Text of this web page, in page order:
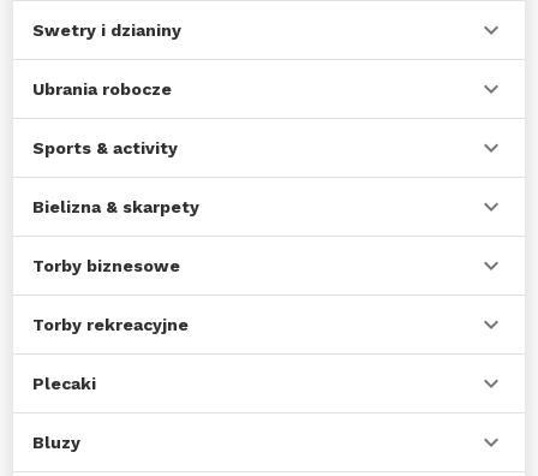
Swetry i dzianiny
Ubrania robocze
Sports & activity
Bielizna & skarpety
Torby biznesowe
Torby rekreacyjne
Plecaki
Bluzy